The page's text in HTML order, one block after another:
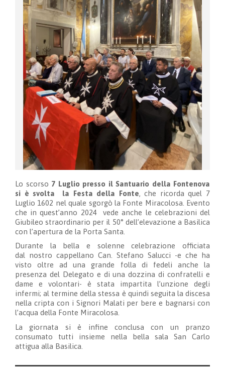
Lo scorso 7 Luglio presso il Santuario della Fontenova
si è svolta la Festa della Fonte, che ricorda quel 7
Luglio 1602 nel quale sgorgò la Fonte Miracolosa. Evento
che in quest’anno 2024 vede anche le celebrazioni del
Giubileo straordinario per il 50° dell’elevazione a Basilica
con l’apertura de la Porta Santa.
Durante la bella e solenne celebrazione officiata
dal nostro cappellano Can. Stefano Salucci -e che ha
visto oltre ad una grande folla di fedeli anche la
presenza del Delegato e di una dozzina di confratelli e
dame e volontari- è stata impartita l’unzione degli
infermi; al termine della stessa è quindi seguita la discesa
nella cripta con i Signori Malati per bere e bagnarsi con
l’acqua della Fonte Miracolosa.
La giornata si è infine conclusa con un pranzo
consumato tutti insieme nella bella sala San Carlo
attigua alla Basilica.